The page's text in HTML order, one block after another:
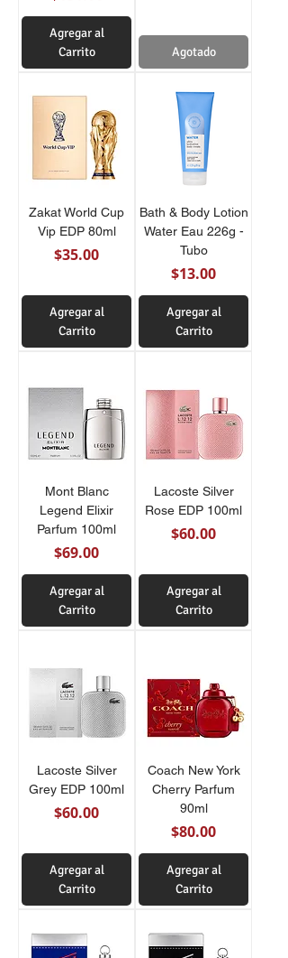
Agregar al
Carrito
Agotado
Zakat World Cup
Vip EDP 80ml
Precio
$35.00
Agregar al
Carrito
Bath & Body Lotion
Water Eau 226g -
Tubo
Precio
$13.00
Agregar al
Carrito
Mont Blanc
Legend Elixir
Parfum 100ml
Precio
$69.00
Agregar al
Carrito
Lacoste Silver
Rose EDP 100ml
Precio
$60.00
Agregar al
Carrito
Lacoste Silver
Grey EDP 100ml
Precio
$60.00
Agregar al
Carrito
Coach New York
Cherry Parfum
90ml
Precio
$80.00
Agregar al
Carrito